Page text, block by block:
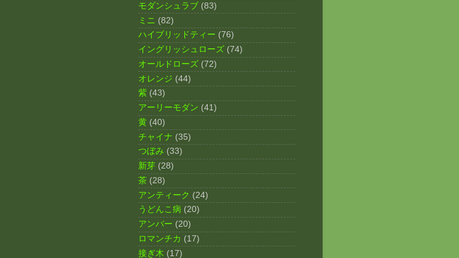
モダンシュラブ (83)
ミニ (82)
ハイブリッドティー (76)
イングリッシュローズ (74)
オールドローズ (72)
オレンジ (44)
紫 (43)
アーリーモダン (41)
黄 (40)
チャイナ (35)
つぼみ (33)
新芽 (28)
茶 (28)
アンティーク (24)
うどんこ病 (20)
アンバー (20)
ロマンチカ (17)
接ぎ木 (17)